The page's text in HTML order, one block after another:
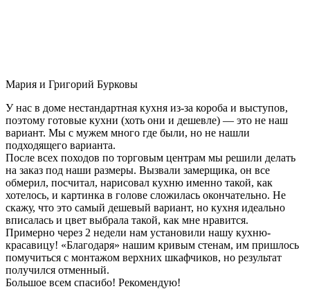
Мария и Григорий Бурковы
У нас в доме нестандартная кухня из-за короба и выступов,
поэтому готовые кухни (хоть они и дешевле) — это не наш
вариант. Мы с мужем много где были, но не нашли
подходящего варианта.
После всех походов по торговым центрам мы решили делать
на заказ под наши размеры. Вызвали замерщика, он все
обмерил, посчитал, нарисовал кухню именно такой, как
хотелось, и картинка в голове сложилась окончательно. Не
скажу, что это самый дешевый вариант, но кухня идеально
вписалась и цвет выбрала такой, как мне нравится.
Примерно через 2 недели нам установили нашу кухню-
красавицу! «Благодаря» нашим кривым стенам, им пришлось
помучиться с монтажом верхних шкафчиков, но результат
получился отменный.
Большое всем спасибо! Рекомендую!